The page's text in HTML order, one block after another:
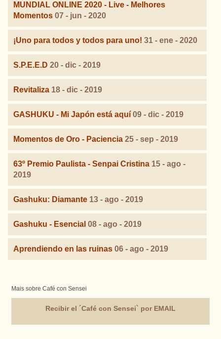
MUNDIAL ONLINE 2020 - Live - Melhores
Momentos 07 - jun - 2020
¡Uno para todos y todos para uno! 31 - ene - 2020
S.P.E.E.D 20 - dic - 2019
Revitaliza 18 - dic - 2019
GASHUKU - Mi Japón está aquí 09 - dic - 2019
Momentos de Oro - Paciencia 25 - sep - 2019
63º Premio Paulista - Senpai Cristina 15 - ago -
2019
Gashuku: Diamante 13 - ago - 2019
Gashuku - Esencial 08 - ago - 2019
Aprendiendo en las ruinas 06 - ago - 2019
Mais sobre Café con Sensei
Recibir el ´Café con Sensei` por EMAIL